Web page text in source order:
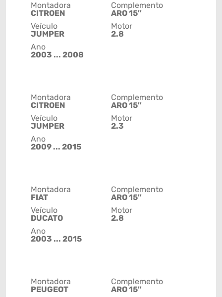
Montadora
CITROEN
Veículo
JUMPER
Ano
2003 ... 2008
Complemento
ARO 15''
Motor
2.8
Montadora
CITROEN
Veículo
JUMPER
Ano
2009 ... 2015
Complemento
ARO 15''
Motor
2.3
Montadora
FIAT
Veículo
DUCATO
Ano
2003 ... 2015
Complemento
ARO 15''
Motor
2.8
Montadora
PEUGEOT
Complemento
ARO 15''